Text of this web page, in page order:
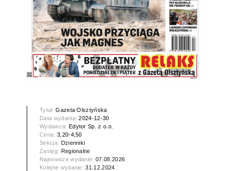
Tytuł:Gazeta Olsztyńska
Data wydania:2024-12-30
Wydawca: Edytor Sp. z o.o.
Cena: 3,20-4,50
Sekcja: Dzienniki
Zasięg: Regionalne
Najnowsze wydanie:07.08.2026
Kolejne wydanie:31.12.2024